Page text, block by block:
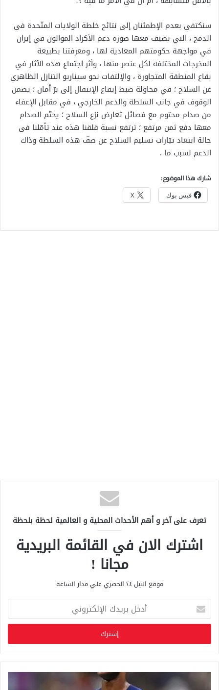
سنكتفي بعدم الإطمئنان إلى نتائج خلطة الولايات المتّحدة في
الدمج ، التي نضيف معها صورة دعم الأكراد الموالون في إيران
في مواجهة حكومتهم المعادية لها ، ومعرفتنا بطبيعة
المخرجات المختلفة لكل عنصر منها ، وأثر اجتماع هذه الآثار في
بقاع المنطقة المتجاورة ، والإلتفات نحو سيناريو التنازل الظاهري
عن السلاح ؛ في محاولة ضبط إيقاع الإنتقال إلى برّ أمان ؛ يضمن
الوقوف في جانب السلطة والدعم الخارجي ، في مقابل الإعفاء
من صدام محتوم مع فصائل تعارض نزع السلاح ؛ يحتّم الصدام
معها دفع ثمن مرتفع ؛ ترتفع نسبة قلقنا هذه عند تأمّلنا في
حالة ابتعاد تيّارات تسليم السلاح عن صفّ هذه السلطة وذاك
الدعم لسبب ما .
شارك هذا الموضوع:
فيس بوك X
تعرف على آخر و أهم الأحداث المحلية و العالمية لحظة بلحظة
اشترك الان في القائمة البريدية
مجانا !
موقع النيل ٢٤ الحصري علي مدار الساعة
خ
ب
ر
ي
د